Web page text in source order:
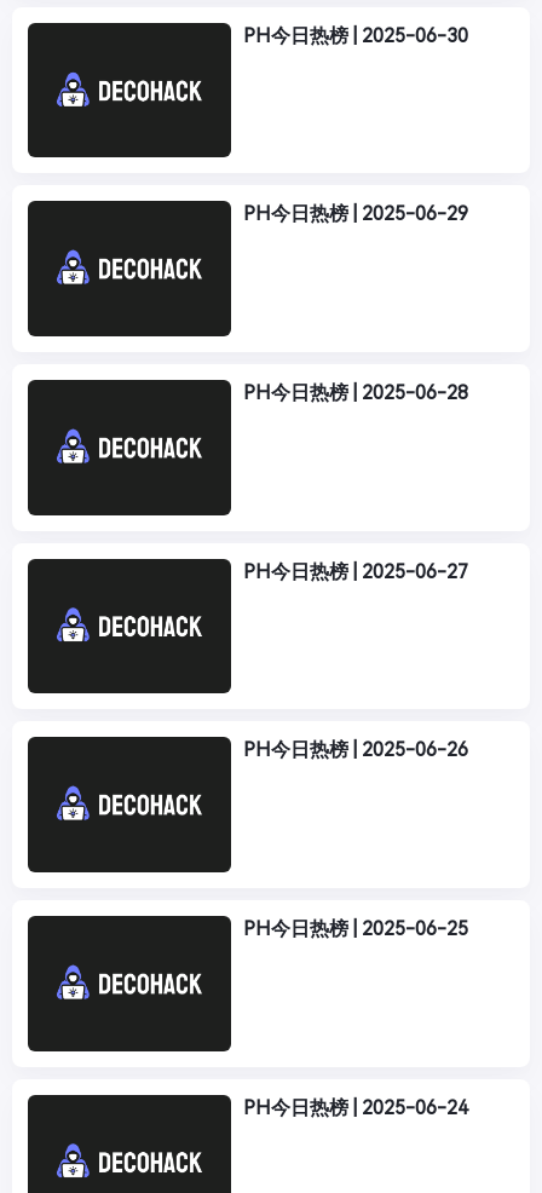
PH今日热榜 | 2025-06-30
PH今日热榜 | 2025-06-29
PH今日热榜 | 2025-06-28
PH今日热榜 | 2025-06-27
PH今日热榜 | 2025-06-26
PH今日热榜 | 2025-06-25
PH今日热榜 | 2025-06-24